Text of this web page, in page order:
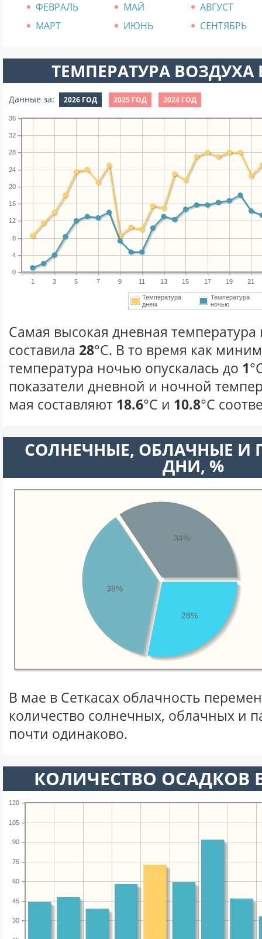
ФЕВРАЛЬ
МАЙ
АВГУСТ
МАРТ
ИЮНЬ СЕНТЯБРЬ
ТЕМПЕРАТУРА ВОЗДУХА
Данные за: 2026 ГОД 2025 ГОД 2024 ГОД
1 3 5 7 9 11 13 15 17 19 21
0
4
8
12
16
20
24
28
32
36
Температура
днем
Температура
ночью
Самая высокая дневная температура
составила 28°С. В то время как
температура ночью опускалась до 1
показатели дневной и ночной
мая составляют 18.6°С и 10.8°С
CОЛНЕЧНЫЕ, ОБЛАЧНЫЕ И
ДНИ, %
28%
38%
34%
В мае в Сеткасах облачность
количество солнечных, облачных и
почти одинаково.
КОЛИЧЕСТВО ОСАДКОВ
30
45
60
75
90
105
120